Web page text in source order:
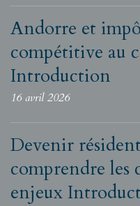
Andorre et
compétitive au
Introduction
16 avril 2026
Devenir
comprendre les
enjeux